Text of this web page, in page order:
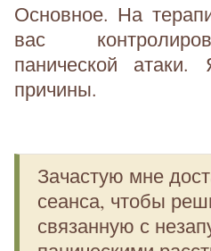
Основное. На
вас
панической
причины.
Зачастую мне
сеанса, чтобы
связанную с